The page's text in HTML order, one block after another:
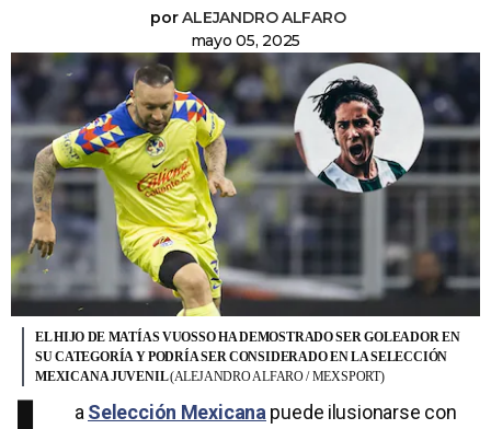
porALEJANDRO ALFARO
mayo 05, 2025
EL HIJO DE MATÍAS VUOSSO HA DEMOSTRADO SER GOLEADOR EN
SU CATEGORÍA Y PODRÍA SER CONSIDERADO EN LA SELECCIÓN
MEXICANA JUVENIL(ALEJANDRO ALFARO / MEXSPORT)
aSelección Mexicanapuede ilusionarse con